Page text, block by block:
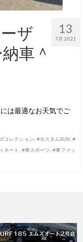
13
7月 2021
ザ
車＾
は最適なお天気でご
コレクション #カスタムSUV, #
ネート #車スポーツ
#車ファッ